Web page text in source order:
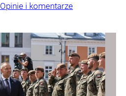
Opinie i komentarze